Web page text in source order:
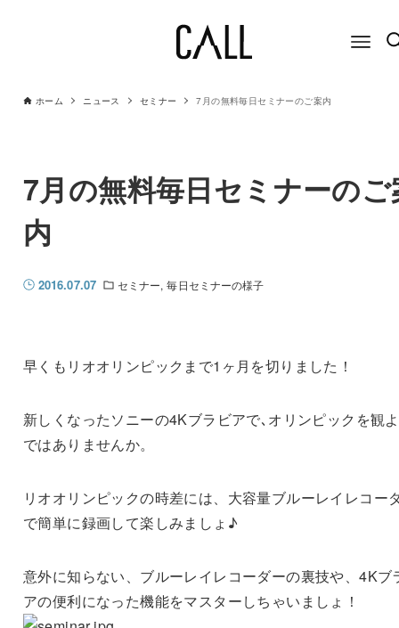
ホーム ニュース セミナー 7月の無料毎日セミナーのご案内
7月の無料毎日セミナーのご
内
2016.07.07 セミナー 毎日セミナーの様子
早くもリオオリンピックまで1ヶ月を切りました！
新しくなったソニーの4Kブラビアで､オリンピックを観
ではありませんか。
リオオリンピックの時差には、大容量ブルーレイレコー
で簡単に録画して楽しみましょ♪
意外に知らない、ブルーレイレコーダーの裏技や、4Kブ
アの便利になった機能をマスターしちゃいましょ！